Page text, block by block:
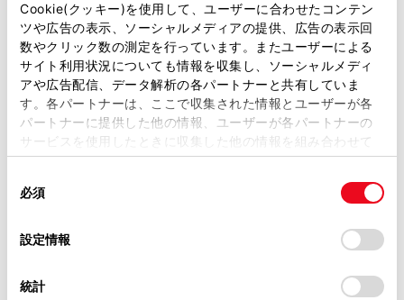
Cookie(クッキー)を使用して、ユーザーに合わせたコンテン
ツや広告の表示、ソーシャルメディアの提供、広告の表示回
数やクリック数の測定を行っています。またユーザーによる
サイト利用状況についても情報を収集し、ソーシャルメディ
アや広告配信、データ解析の各パートナーと共有していま
す。各パートナーは、ここで収集された情報とユーザーが各
パートナーに提供した他の情報、ユーザーが各パートナーの
サービスを使用したときに収集した他の情報を組み合わせて
使用することがあります。当ウェブサイトの使用を続行する
デバイスにすべてのCookie(クッキー)が保存されることに同
意したことになります。Cookie(クッキー)のオプトアウト、
設定の変更、同意を撤回したりするにあたっては、当社の
「Cookie（クッキー）情報の取り扱いについて 」をご覧くだ
必須
設定情報
統計
車線逸脱警報
クルーズコントロール
ブラインドスポットモニター（後側方検知）